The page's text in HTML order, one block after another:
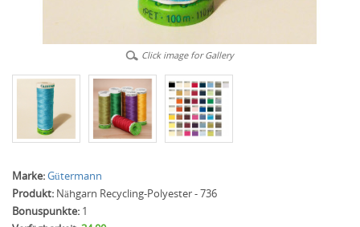
Click image for Gallery
Marke:Gütermann
Produkt: Nähgarn Recycling-Polyester - 736
Bonuspunkte: 1